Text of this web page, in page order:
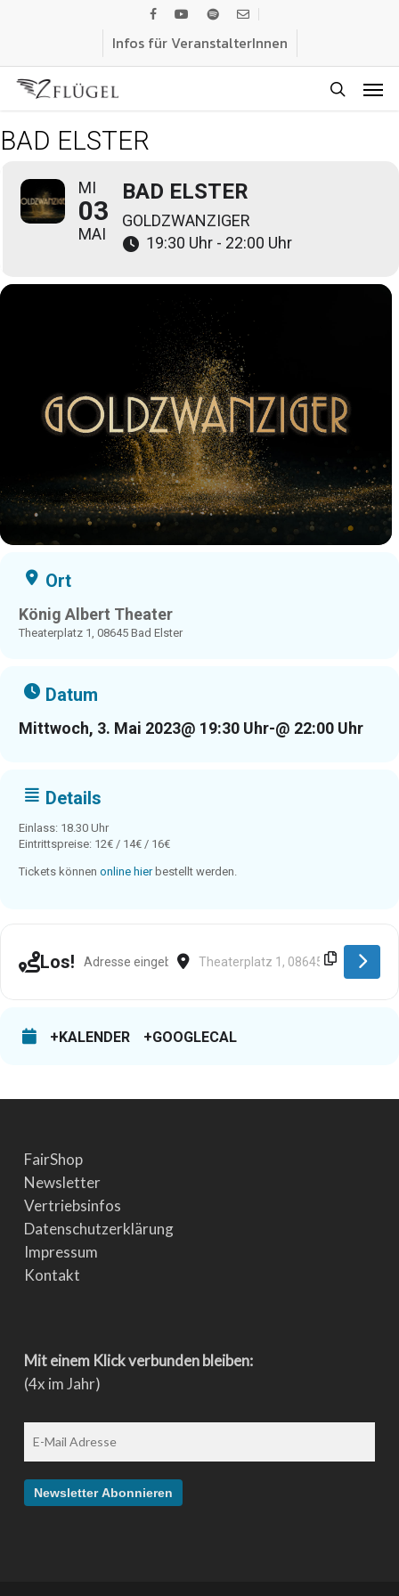
content
facebook
youtubespotifyemail
Infos für VeranstalterInnen
BAD ELSTER
MI
03
MAI
BAD ELSTER
GOLDZWANZIGER
19:30 Uhr - 22:00 Uhr
Ort
König Albert Theater
Theaterplatz 1, 08645 Bad Elster
Datum
Mittwoch, 3. Mai 2023@ 19:30 Uhr-@ 22:00 Uhr
Details
Einlass: 18.30 Uhr
Eintrittspreise: 12€ / 14€ / 16€
Tickets können online hierbestellt werden.
Los! Address - Bad Elster [cnkt6hCL1]Destination Address - Bad Elster
+KALENDER +GOOGLECAL
FairShop
Newsletter
Vertriebsinfos
Datenschutzerklärung
Impressum
Kontakt
Mit einem Klick verbunden bleiben:
(4x im Jahr)